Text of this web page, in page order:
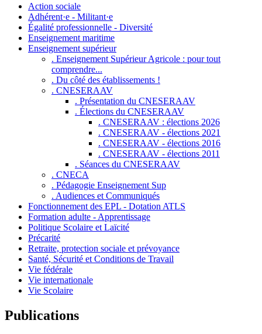
Action sociale
Adhérent·e - Militant·e
Égalité professionnelle - Diversité
Enseignement maritime
Enseignement supérieur
. Enseignement Supérieur Agricole : pour tout
comprendre...
. Du côté des établissements !
. CNESERAAV
. Présentation du CNESERAAV
. Élections du CNESERAAV
. CNESERAAV : élections 2026
. CNESERAAV - élections 2021
. CNESERAAV - élections 2016
. CNESERAAV - élections 2011
. Séances du CNESERAAV
. CNECA
. Pédagogie Enseignement Sup
. Audiences et Communiqués
Fonctionnement des EPL - Dotation ATLS
Formation adulte - Apprentissage
Politique Scolaire et Laïcité
Précarité
Retraite, protection sociale et prévoyance
Santé, Sécurité et Conditions de Travail
Vie fédérale
Vie internationale
Vie Scolaire
Publications